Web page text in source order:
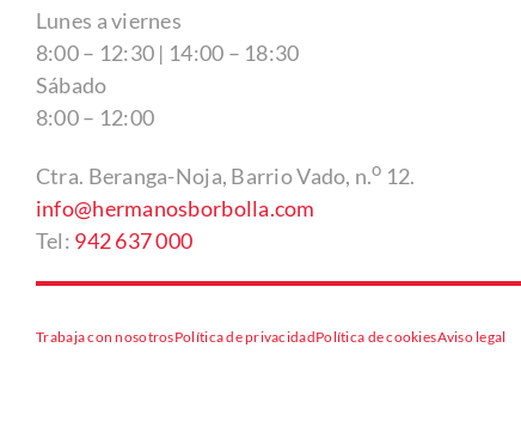
Lunes a viernes
8:00 – 12:30 | 14:00 – 18:30
Sábado
8:00 – 12:00
Ctra. Beranga-Noja, Barrio Vado, n.o 12.
info@hermanosborbolla.com
Tel: 942 637 000
Trabaja con nosotrosPolítica de privacidadPolítica de cookiesAviso legal